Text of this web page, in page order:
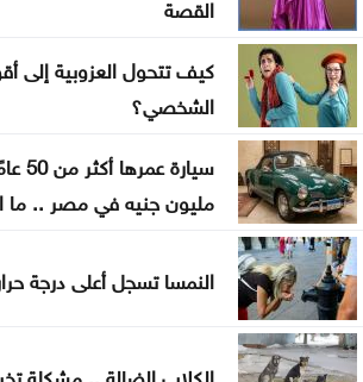
ارتفاع الأسهم البريطانية الجمعة
كيف تتحول العزوبية إلى
الشخصي؟
مليون جنيه في مصر .. ما
النمسا تسجل أعلى درجة
الكلاب الضالة .. مشكلة